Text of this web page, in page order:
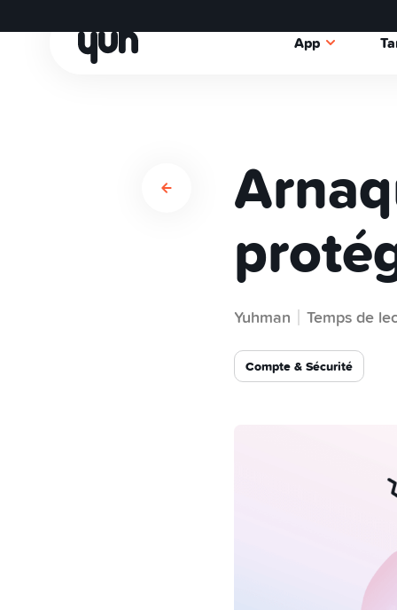
App
Yuhman Temps de
Compte & Sécurité